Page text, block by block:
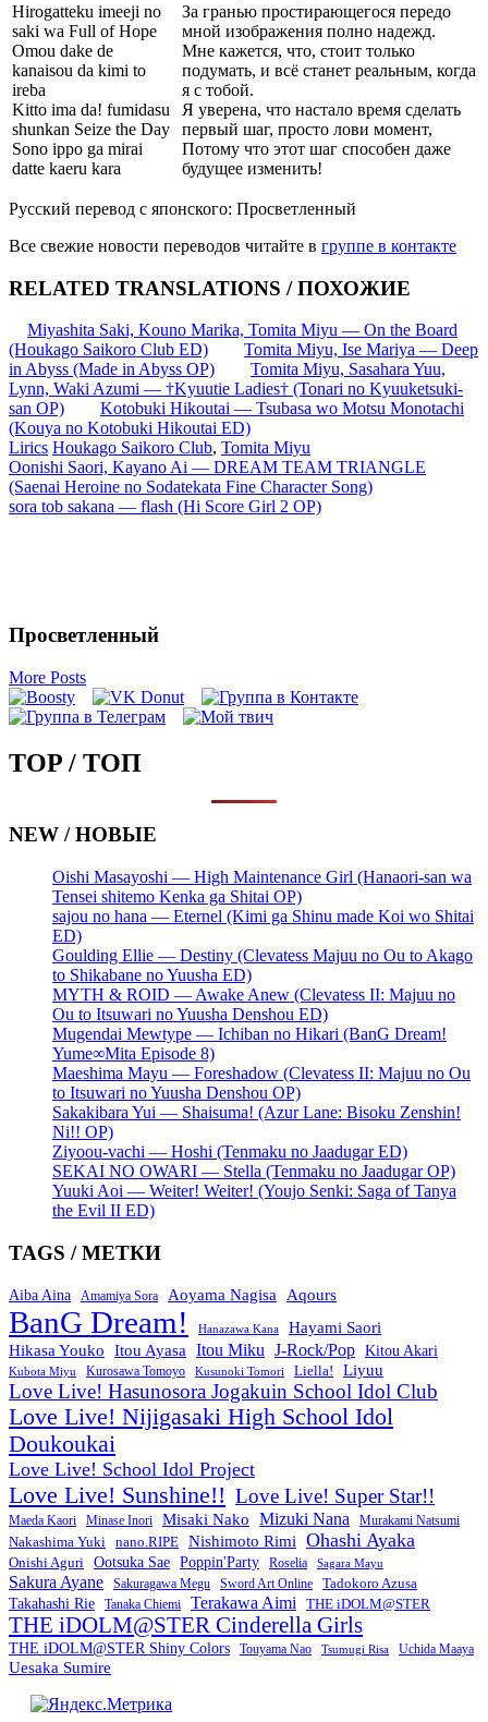
Hirogatteku imeeji no
saki wa Full of Hope
Omou dake de
kanaisou da kimi to
ireba
Kitto ima da! fumidasu
shunkan Seize the Day
Sono ippo ga mirai
datte kaeru kara
За гранью простирающегося передо
мной изображения полно надежд.
Мне кажется, что, стоит только
подумать, и всё станет реальным, когда
я с тобой.
Я уверена, что настало время сделать
первый шаг, просто лови момент,
Потому что этот шаг способен даже
будущее изменить!
Русский перевод с японского: Просветленный
Все свежие новости переводов читайте в группе в контакте
RELATED TRANSLATIONS / ПОХОЖИЕ
Miyashita Saki, Kouno Marika, Tomita Miyu — On the Board
(Houkago Saikoro Club ED)
Tomita Miyu, Ise Mariya — Deep
in Abyss (Made in Abyss OP)
Tomita Miyu, Sasahara Yuu,
Lynn, Waki Azumi — †Kyuutie Ladies† (Tonari no Kyuuketsuki-
san OP)
Kotobuki Hikoutai — Tsubasa wo Motsu Monotachi
(Kouya no Kotobuki Hikoutai ED)
Lirics Houkago Saikoro Club, Tomita Miyu
Запись
навигация
Oonishi Saori, Kayano Ai — DREAM TEAM TRIANGLE
(Saenai Heroine no Sodatekata Fine Character Song)
sora tob sakana — flash (Hi Score Girl 2 OP)
Просветленный
More Posts
TOP / ТОП
NEW / НОВЫЕ
Oishi Masayoshi — High Maintenance Girl (Hanaori-san wa
Tensei shitemo Kenka ga Shitai OP)
sajou no hana — Eternel (Kimi ga Shinu made Koi wo Shitai
ED)
Goulding Ellie — Destiny (Clevatess Majuu no Ou to Akago
to Shikabane no Yuusha ED)
MYTH & ROID — Awake Anew (Clevatess II: Majuu no
Ou to Itsuwari no Yuusha Denshou ED)
Mugendai Mewtype — Ichiban no Hikari (BanG Dream!
Yume∞Mita Episode 8)
Maeshima Mayu — Foreshadow (Clevatess II: Majuu no Ou
to Itsuwari no Yuusha Denshou OP)
Sakakibara Yui — Shaisuma! (Azur Lane: Bisoku Zenshin!
Ni!! OP)
Ziyoou-vachi — Hoshi (Tenmaku no Jaadugar ED)
SEKAI NO OWARI — Stella (Tenmaku no Jaadugar OP)
Yuuki Aoi — Weiter! Weiter! (Youjo Senki: Saga of Tanya
the Evil II ED)
TAGS / МЕТКИ
Aiba Aina Amamiya Sora Aoyama Nagisa Aqours
BanG Dream! Hanazawa Kana
Hayami Saori
Hikasa Youko
Itou Ayasa Itou Miku J-Rock/Pop Kitou Akari
Kubota Miyu Kurosawa Tomoyo Kusunoki Tomori Liella! Liyuu
Love Live! Hasunosora Jogakuin School Idol Club
Love Live! Nijigasaki High School Idol
Doukoukai
Love Live! School Idol Project
Love Live! Sunshine!! Love Live! Super Star!!
Maeda Kaori Minase Inori Misaki Nako Mizuki Nana Murakami Natsumi
Nakashima Yuki nano.RIPE Nishimoto Rimi Ohashi Ayaka
Onishi Aguri Ootsuka Sae Poppin'Party Roselia Sagara Mayu
Sakura Ayane Sakuragawa Megu Sword Art Online Tadokoro Azusa
Takahashi Rie Tanaka Chiemi Terakawa Aimi THE iDOLM@STER
THE iDOLM@STER Cinderella Girls
THE iDOLM@STER Shiny Colors Touyama Nao Tsumugi Risa Uchida Maaya
Uesaka Sumire